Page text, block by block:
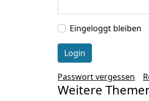
Eingeloggt bleiben
Passwort vergessen
Weitere